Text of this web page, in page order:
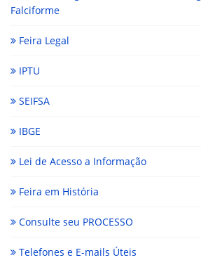
Falciforme
Feira Legal
IPTU
SEIFSA
IBGE
Lei de Acesso a Informação
Feira em História
Consulte seu PROCESSO
Telefones e E-mails Úteis